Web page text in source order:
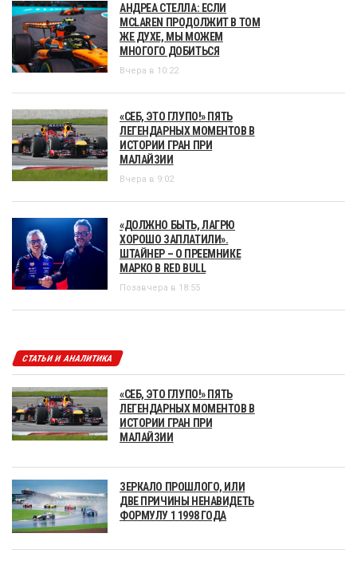
АНДРЕА СТЕЛЛА: ЕСЛИ
MCLAREN ПРОДОЛЖИТ В ТОМ
ЖЕ ДУХЕ, МЫ МОЖЕМ
МНОГОГО ДОБИТЬСЯ
Вчера в 10:22
«СЕБ, ЭТО ГЛУПО!» ПЯТЬ
ЛЕГЕНДАРНЫХ МОМЕНТОВ В
ИСТОРИИ ГРАН ПРИ
МАЛАЙЗИИ
Вчера в 9:02
«ДОЛЖНО БЫТЬ, ЛАГРЮ
ХОРОШО ЗАПЛАТИЛИ».
ШТАЙНЕР – О ПРЕЕМНИКЕ
МАРКО В RED BULL
Позавчера в 18:55
СТАТЬИ И АНАЛИТИКА
«СЕБ, ЭТО ГЛУПО!» ПЯТЬ
ЛЕГЕНДАРНЫХ МОМЕНТОВ В
ИСТОРИИ ГРАН ПРИ
МАЛАЙЗИИ
ЗЕРКАЛО ПРОШЛОГО, ИЛИ
ДВЕ ПРИЧИНЫ НЕНАВИДЕТЬ
ФОРМУЛУ 1 1998 ГОДА